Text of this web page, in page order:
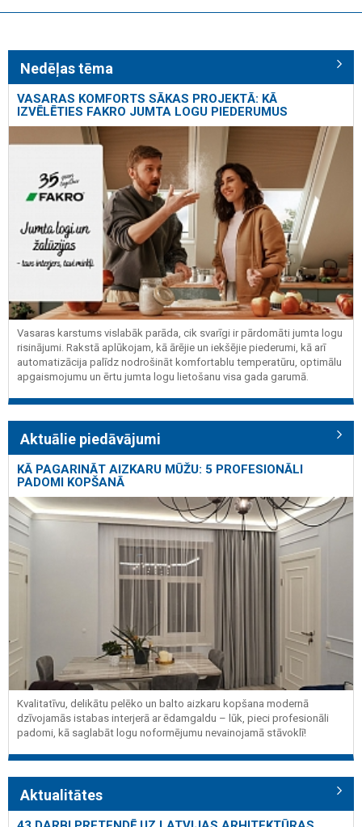
Nedēļas tēma
VASARAS KOMFORTS SĀKAS PROJEKTĀ: KĀ
IZVĒLĒTIES FAKRO JUMTA LOGU PIEDERUMUS
Vasaras karstums vislabāk parāda, cik svarīgi ir pārdomāti jumta logu
risinājumi. Rakstā aplūkojam, kā ārējie un iekšējie piederumi, kā arī
automatizācija palīdz nodrošināt komfortablu temperatūru, optimālu
apgaismojumu un ērtu jumta logu lietošanu visa gada garumā.
Aktuālie piedāvājumi
KĀ PAGARINĀT AIZKARU MŪŽU: 5 PROFESIONĀLI
PADOMI KOPŠANĀ
Kvalitatīvu, delikātu pelēko un balto aizkaru kopšana modernā
dzīvojamās istabas interjerā ar ēdamgaldu – lūk, pieci profesionāli
padomi, kā saglabāt logu noformējumu nevainojamā stāvoklī!
Aktualitātes